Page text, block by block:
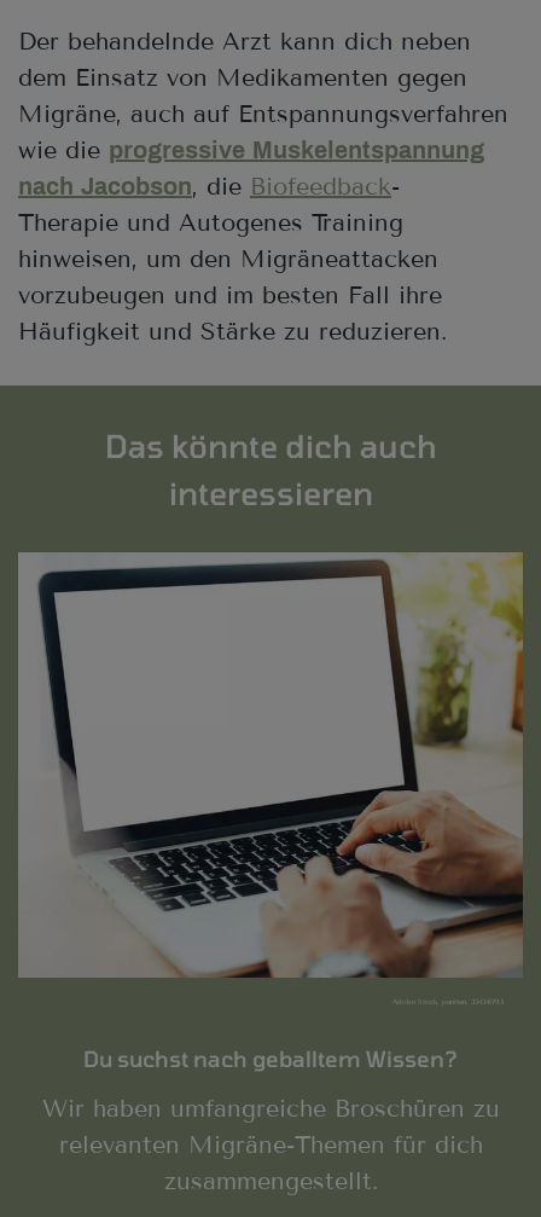
Der behandelnde Arzt kann dich neben
dem Einsatz von Medikamenten gegen
Migräne, auch auf Entspannungsverfahren
wie die progressive Muskelentspannung
nach Jacobson, die Biofeedback-
Therapie und Autogenes Training
hinweisen, um den Migräneattacken
vorzubeugen und im besten Fall ihre
Häufigkeit und Stärke zu reduzieren.
Das könnte dich auch
interessieren
Adobe Stock, panitan, 334341795
Du suchst nach geballtem Wissen?
Wir haben umfangreiche Broschüren zu
relevanten Migräne-Themen für dich
zusammengestellt.